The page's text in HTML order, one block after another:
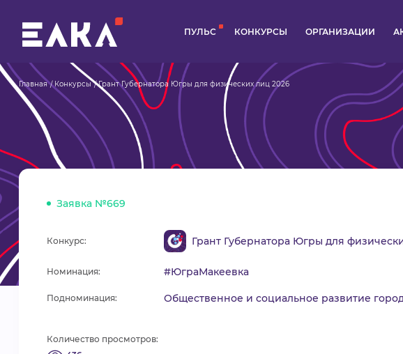
ПУЛЬС КОНКУРСЫ ОРГАНИЗАЦИИ
Главная Конкурсы Грант Губернатора Югры для физических лиц 2026
Заявка №669
Конкурс: Грант Губернатора Югры для
Номинация: #ЮграМакеевка
Подноминация: Общественное и социальное развитие
Количество просмотров: